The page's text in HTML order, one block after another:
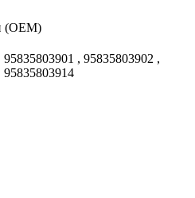
(OEM)
, 95835803902 ,
95835803914